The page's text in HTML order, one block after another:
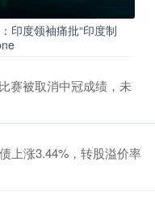
印度领袖痛批“印度制
赛被取消中冠成绩，未
上涨3.44%，转股溢价率